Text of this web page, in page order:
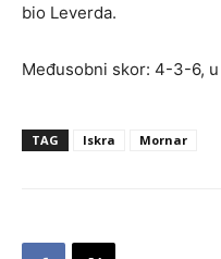
bio Leverda.
Međusobni skor: 4-3-6,
TAG Iskra Mornar